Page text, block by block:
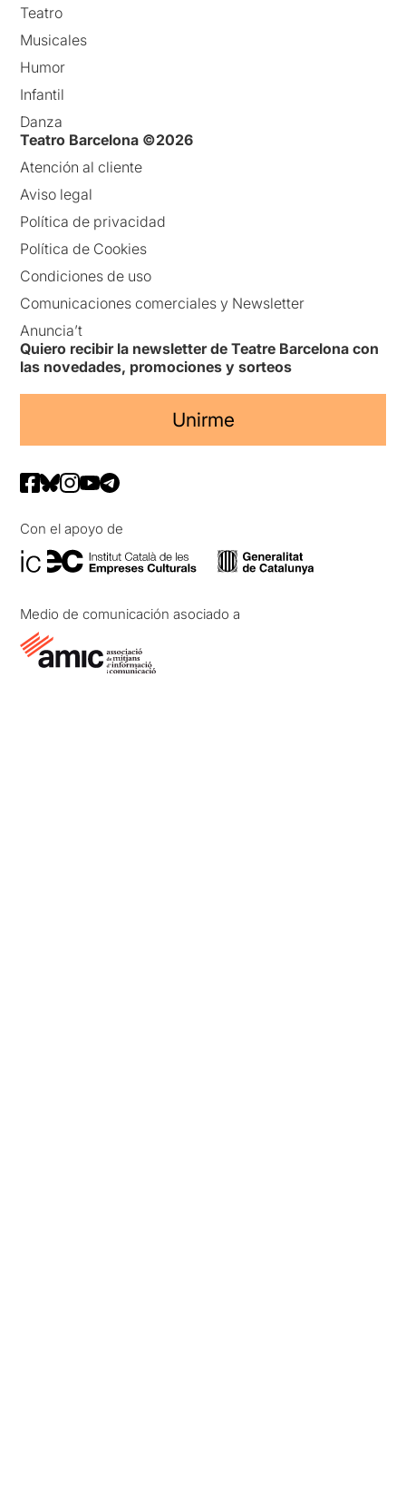
Teatro
Musicales
Humor
Infantil
Danza
Teatro Barcelona ©2026
Atención al cliente
Aviso legal
Política de privacidad
Política de Cookies
Condiciones de uso
Comunicaciones comerciales y Newsletter
Anuncia’t
Quiero recibir la newsletter de Teatre Barcelona con
las novedades, promociones y sorteos
Unirme
Con el apoyo de
Medio de comunicación asociado a